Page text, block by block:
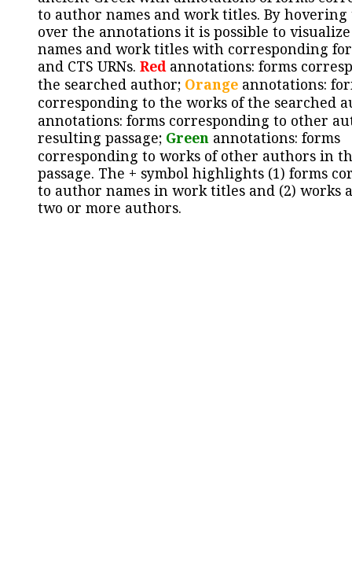
to author names and work titles. By hovering
over the annotations it is possible to
names and work titles with corresponding
and CTS URNs. Redannotations: forms
the searched author; Orange annotations:
corresponding to the works of the searched
annotations: forms corresponding to other
resulting passage; Green annotations: forms
corresponding to works of other authors in
passage. The + symbol highlights (1) forms
to author names in work titles and (2) works
two or more authors.